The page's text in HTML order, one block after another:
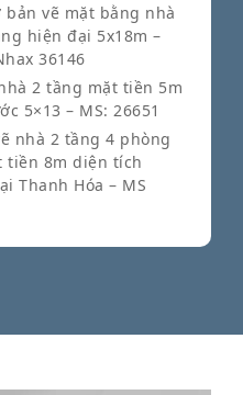
bản vẽ mặt bằng nhà
hiện đại 5x18m –
36146
2 tầng mặt tiền 5m
5×13 – MS: 26651
nhà 2 tầng 4 phòng
tiền 8m diện tích
Thanh Hóa – MS